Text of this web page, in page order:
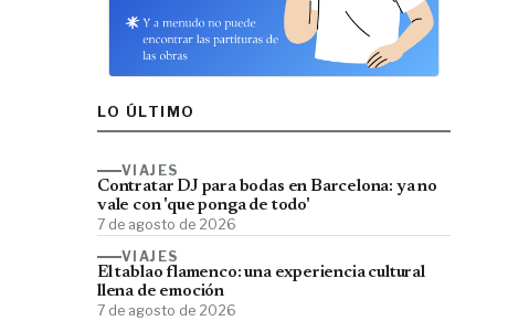
LO ÚLTIMO
VIAJES
Contratar DJ para bodas en Barcelona: ya no
vale con 'que ponga de todo'
7 de agosto de 2026
VIAJES
El tablao flamenco: una experiencia cultural
llena de emoción
7 de agosto de 2026